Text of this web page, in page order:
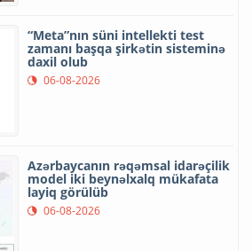
“Meta”nın süni intellekti test
zamanı başqa şirkətin sisteminə
daxil olub
06-08-2026
Azərbaycanın rəqəmsal idarəçilik
model iki beynəlxalq mükafata
layiq görülüb
06-08-2026